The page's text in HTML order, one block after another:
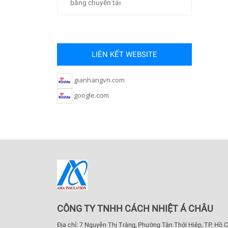
băng chuyền tảı
LIÊN KẾT WEBSITE
gianhangvn.com
google.com
CÔNG TY TNHH CÁCH NHIỆT Á CHÂU
Địa chỉ: 7 Nguyễn Thị Tràng, Phường Tân Thới Hiệp, TP. Hồ